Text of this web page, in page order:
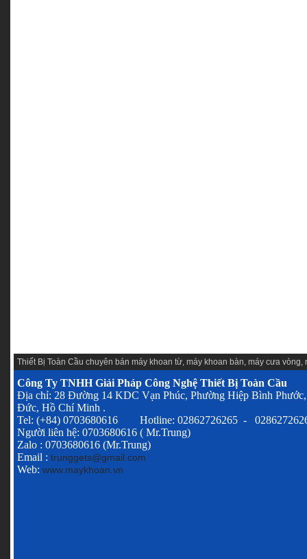
Thiết Bị Toàn Cầu chuyên bán máy khoan từ, máy khoan bàn, máy cưa vòng,
Công Ty TNHH Giải Pháp Công Nghệ Thiết Bị Toàn Cầu
Địa chỉ: 28 Đường 14 KDC Vạn Phúc, Phường Hiệp Bình
Đức, Hồ Chí Minh .
Tel: (+84) 0703680616 Hotline: 02862726265 -
Người liên hệ: 0703680616 ( Mr.Trung)
Zalo : 0703680616 (Mr.Trung)
Email : trunggets@gmail.com
Web: www.maykhoan.vn